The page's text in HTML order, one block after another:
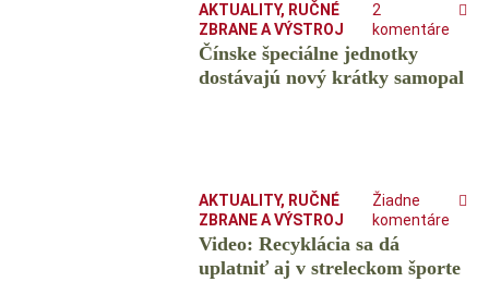
AKTUALITY, RUČNÉ
ZBRANE A VÝSTROJ
2
komentáre
Čínske špeciálne jednotky
dostávajú nový krátky samopal
AKTUALITY, RUČNÉ
ZBRANE A VÝSTROJ
Žiadne
komentáre
Video: Recyklácia sa dá
uplatniť aj v streleckom športe